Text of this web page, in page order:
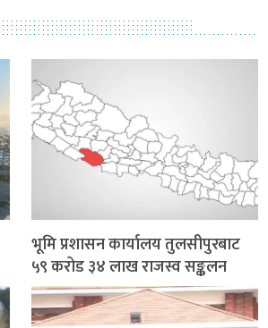
भूमि प्रशासन कार्यालय तुलसीपुरबाट
५९ करोड ३४ लाख राजस्व सङ्कलन